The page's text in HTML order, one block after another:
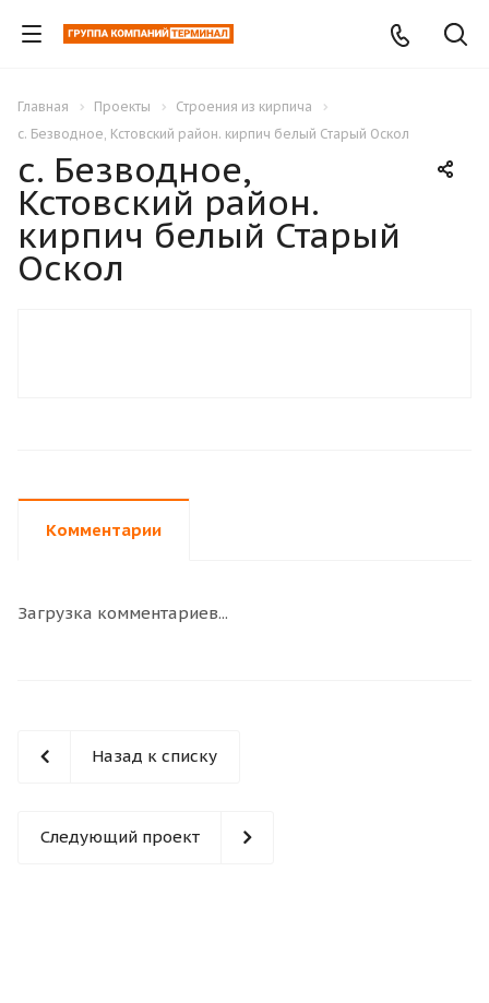
Главная Проекты
Строения из кирпича
с. Безводное, Кстовский район. кирпич белый Старый Оскол
с. Безводное,
Кстовский район.
кирпич белый Старый
Оскол
Комментарии
Загрузка комментариев...
Назад к списку
Следующий проект